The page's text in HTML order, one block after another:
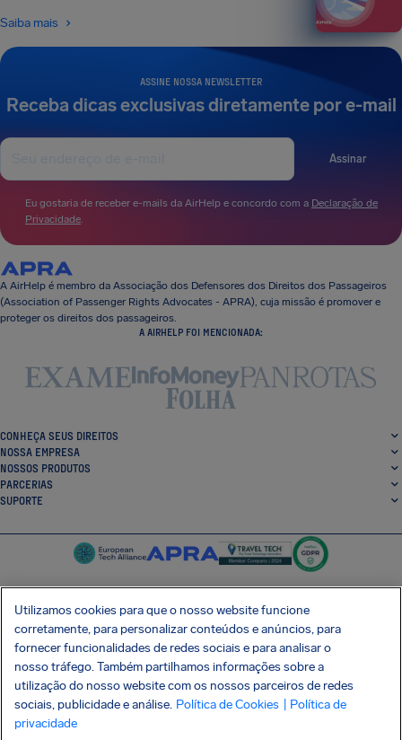
ASSINE NOSSA NEWSLETTER
Receba dicas exclusivas diretamente por e-mail
Assinar
Eu gostaria de receber e-mails da AirHelp e concordo com a Declaração de
Privacidade.
Saiba mais
A AirHelp é membro da Associação dos Defensores dos Direitos dos Passageiros
(Association of Passenger Rights Advocates - APRA), cuja missão é promover e
proteger os direitos dos passageiros.
A AIRHELP FOI MENCIONADA:
CONHEÇA SEUS DIREITOS
NOSSA EMPRESA
NOSSOS PRODUTOS
PARCERIAS
SUPORTE
SocialFacebook
SocialTwitter
SocialInstagram
SocialLinkedin
BAIXE GRÁTIS NOSSO APP
Utilizamos cookies para que o nosso website funcione
corretamente, para personalizar conteúdos e anúncios, para
fornecer funcionalidades de redes sociais e para analisar o
nosso tráfego. Também partilhamos informações sobre a
utilização do nosso website com os nossos parceiros de redes
sociais, publicidade e análise. Política de Cookies
| Política de
privacidade